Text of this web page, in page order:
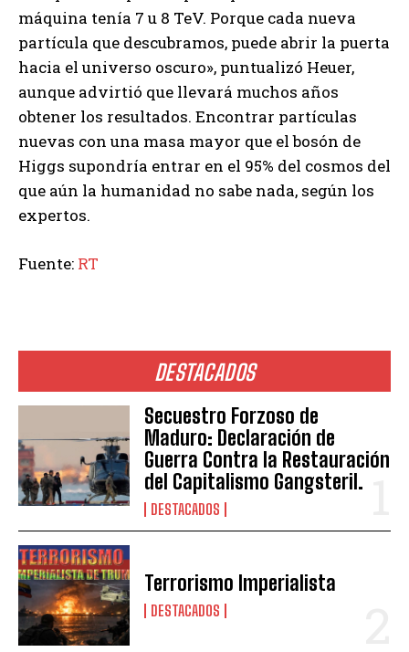
DESTACADOS
Secuestro Forzoso de
Maduro: Declaración de
Guerra Contra la Restauración
del Capitalismo Gangsteril.
DESTACADOS
Terrorismo Imperialista
DESTACADOS
máquina tenía 7 u 8 TeV. Porque cada nueva
partícula que descubramos, puede abrir la puerta
hacia el universo oscuro», puntualizó Heuer,
aunque advirtió que llevará muchos años
obtener los resultados. Encontrar partículas
nuevas con una masa mayor que el bosón de
Higgs supondría entrar en el 95% del cosmos del
que aún la humanidad no sabe nada, según los
expertos.
Fuente: RT